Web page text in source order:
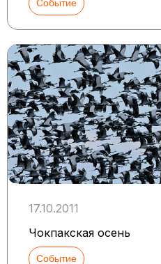
Событие
17.10.2011
Чокпакская осень
Событие